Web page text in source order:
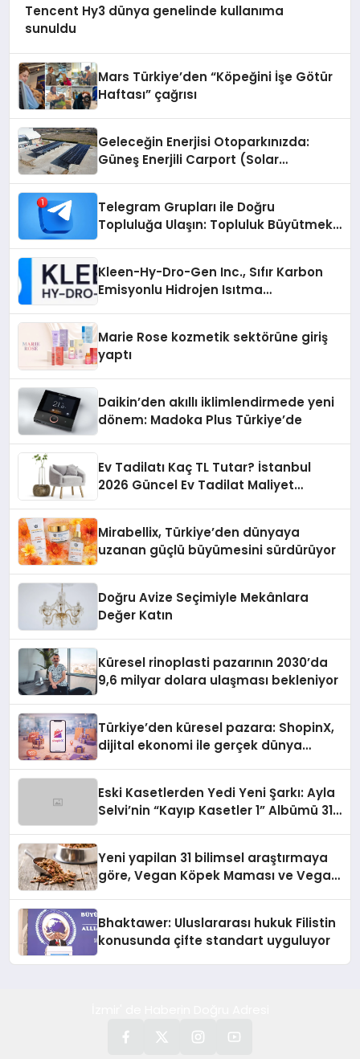
Tencent Hy3 dünya genelinde kullanıma
sunuldu
Mars Türkiye’den “Köpeğini İşe Götür
Haftası” çağrısı
Geleceğin Enerjisi Otoparkınızda:
Güneş Enerjili Carport (Solar
Telegram Grupları ile Doğru
Topluluğa Ulaşın: Topluluk Büyütmek
Kleen-Hy-Dro-Gen Inc., Sıfır Karbon
Emisyonlu Hidrojen Isıtma
Marie Rose kozmetik sektörüne giriş
yaptı
Daikin’den akıllı iklimlendirmede yeni
dönem: Madoka Plus Türkiye’de
Ev Tadilatı Kaç TL Tutar? İstanbul
2026 Güncel Ev Tadilat Maliyet
Mirabellix, Türkiye’den dünyaya
uzanan güçlü büyümesini sürdürüyor
Doğru Avize Seçimiyle Mekânlara
Değer Katın
Küresel rinoplasti pazarının 2030’da
9,6 milyar dolara ulaşması bekleniyor
Türkiye’den küresel pazara: ShopinX,
dijital ekonomi ile gerçek dünya
Eski Kasetlerden Yedi Yeni Şarkı: Ayla
Selvi’nin “Kayıp Kasetler 1” Albümü 31
Yeni yapilan 31 bilimsel araştırmaya
göre, Vegan Köpek Maması ve Vegan
Bhaktawer: Uluslararası hukuk Filistin
konusunda çifte standart uyguluyor